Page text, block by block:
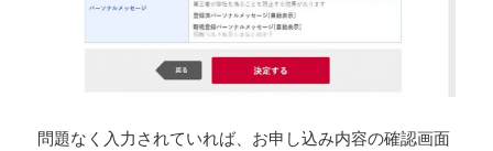
問題なく入力されていれば、お申し込み内容の確認画面